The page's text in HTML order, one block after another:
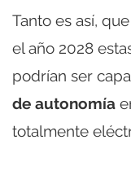
Tanto es así,
el año 2028
podrían ser
de autonomía
totalmente